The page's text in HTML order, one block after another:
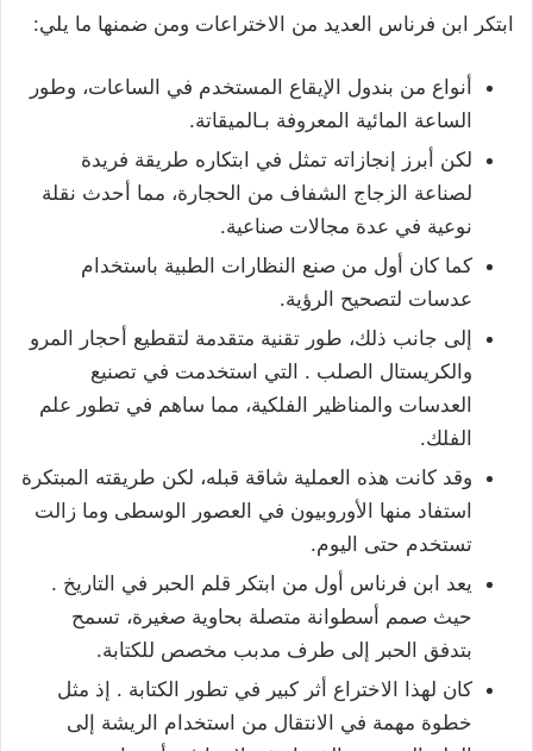
ابتكر ابن فرناس العديد من الاختراعات ومن ضمنها ما يلي:
أنواع من بندول الإيقاع المستخدم في الساعات، وطور
الساعة المائية المعروفة بـالميقاتة.
لكن أبرز إنجازاته تمثل في ابتكاره طريقة فريدة
لصناعة الزجاج الشفاف من الحجارة، مما أحدث نقلة
نوعية في عدة مجالات صناعية.
كما كان أول من صنع النظارات الطبية باستخدام
عدسات لتصحيح الرؤية.
إلى جانب ذلك، طور تقنية متقدمة لتقطيع أحجار المرو
والكريستال الصلب . التي استخدمت في تصنيع
العدسات والمناظير الفلكية، مما ساهم في تطور علم
الفلك.
وقد كانت هذه العملية شاقة قبله، لكن طريقته المبتكرة
استفاد منها الأوروبيون في العصور الوسطى وما زالت
تستخدم حتى اليوم.
يعد ابن فرناس أول من ابتكر قلم الحبر في التاريخ .
حيث صمم أسطوانة متصلة بحاوية صغيرة، تسمح
بتدفق الحبر إلى طرف مدبب مخصص للكتابة.
كان لهذا الاختراع أثر كبير في تطور الكتابة . إذ مثل
خطوة مهمة في الانتقال من استخدام الريشة إلى